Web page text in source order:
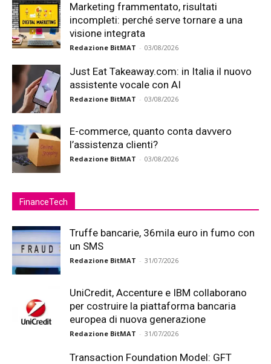
Marketing frammentato, risultati
incompleti: perché serve tornare a una
visione integrata
Redazione BitMAT - 03/08/2026
Just Eat Takeaway.com: in Italia il nuovo
assistente vocale con AI
Redazione BitMAT - 03/08/2026
E-commerce, quanto conta davvero
l’assistenza clienti?
Redazione BitMAT - 03/08/2026
FinanceTech
Truffe bancarie, 36mila euro in fumo con
un SMS
Redazione BitMAT - 31/07/2026
UniCredit, Accenture e IBM collaborano
per costruire la piattaforma bancaria
europea di nuova generazione
Redazione BitMAT - 31/07/2026
Transaction Foundation Model: GFT